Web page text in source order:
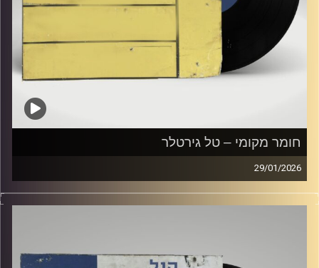
חומר מקומי – טל גירטלר
29/01/2026
שעה של מוזיקה ישראלית עם טל גירטלר